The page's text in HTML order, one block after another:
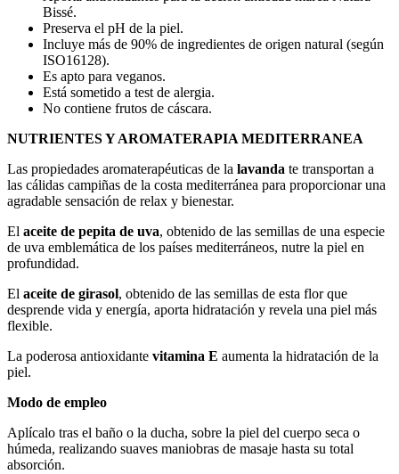
Bissé.
Preserva el pH de la piel.
Incluye más de 90% de ingredientes de origen natural (según
ISO16128).
Es apto para veganos.
Está sometido a test de alergia.
No contiene frutos de cáscara.
NUTRIENTES Y AROMATERAPIA MEDITERRANEA
Las propiedades aromaterapéuticas de la lavanda te transportan a
las cálidas campiñas de la costa mediterránea para proporcionar una
agradable sensación de relax y bienestar.
El aceite de pepita de uva, obtenido de las semillas de una especie
de uva emblemática de los países mediterráneos, nutre la piel en
profundidad.
El aceite de girasol, obtenido de las semillas de esta flor que
desprende vida y energía, aporta hidratación y revela una piel más
flexible.
La poderosa antioxidante vitamina E aumenta la hidratación de la
piel.
Modo de empleo
Aplícalo tras el baño o la ducha, sobre la piel del cuerpo seca o
húmeda, realizando suaves maniobras de masaje hasta su total
absorción.